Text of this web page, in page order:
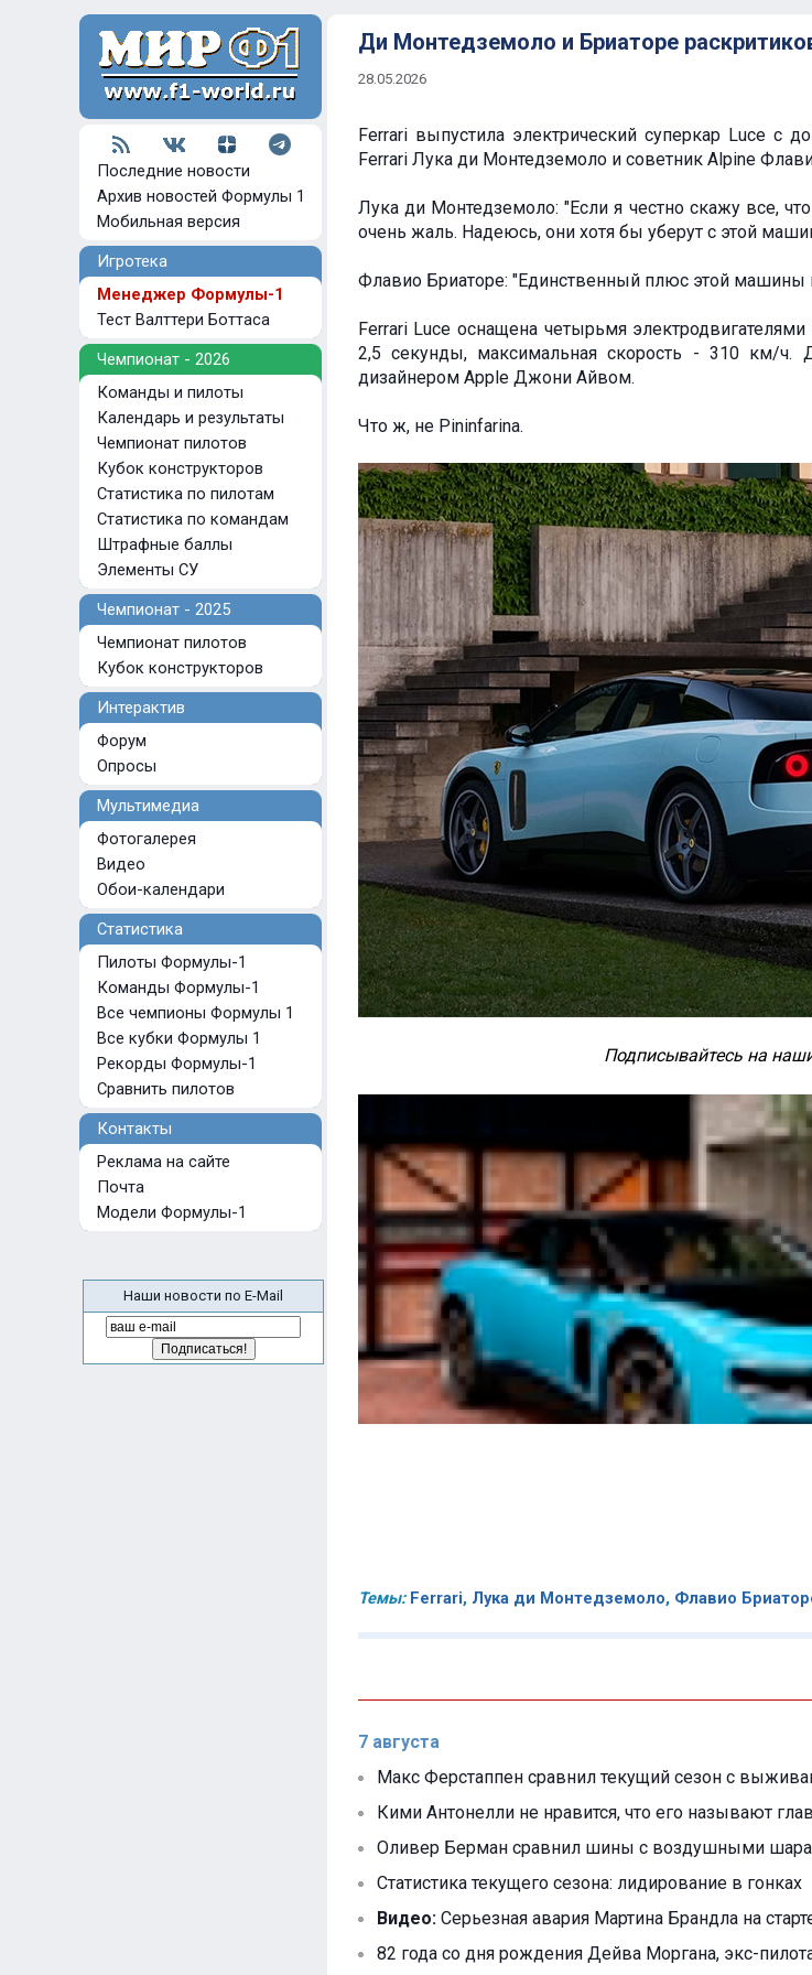
Последние новости
Архив новостей Формулы 1
Мобильная версия
Игротека
Менеджер Формулы-1
Тест Валттери Боттаса
Чемпионат - 2026
Команды и пилоты
Календарь и результаты
Чемпионат пилотов
Кубок конструкторов
Статистика по пилотам
Статистика по командам
Штрафные баллы
Элементы СУ
Чемпионат - 2025
Чемпионат пилотов
Кубок конструкторов
Интерактив
Форум
Опросы
Мультимедиа
Фотогалерея
Видео
Обои-календари
Статистика
Пилоты Формулы-1
Команды Формулы-1
Все чемпионы Формулы 1
Все кубки Формулы 1
Рекорды Формулы-1
Сравнить пилотов
Контакты
Реклама на сайте
Почта
Модели Формулы-1
Наши новости по E-Mail
Ди Монтедземоло и Бриаторе
28.05.2026
Ferrari выпустила электрический суперкар Luce
Ferrari Лука ди Монтедземоло и советник Alpine
Лука ди Монтедземоло: "Если я честно скажу все,
очень жаль. Надеюсь, они хотя бы уберут с этой
Флавио Бриаторе: "Единственный плюс этой машины
Ferrari Luce оснащена четырьмя
2,5 секунды, максимальная скорость - 310 км/ч.
дизайнером Apple Джони Айвом.
Что ж, не Pininfarina.
Подписывайтесь на
Темы: Ferrari, Лука ди Монтедземоло, Флавио
7 августа
Макс Ферстаппен сравнил текущий сезон с
Кими Антонелли не нравится, что его называют
Оливер Берман сравнил шины с воздушными
Статистика текущего сезона: лидирование в гонках
Видео:Серьезная авария Мартина Брандла на
82 года со дня рождения Дейва Моргана, экс-